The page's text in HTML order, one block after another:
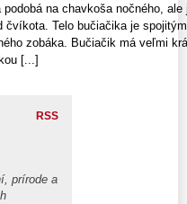
podobá na chavkoša nočného,
čvíkota. Telo bučiačika je
zobáka. Bučiačik má veľmi
[...]
RSS
prírode a